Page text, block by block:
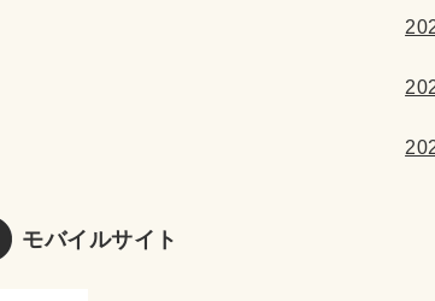
モバイルサイト